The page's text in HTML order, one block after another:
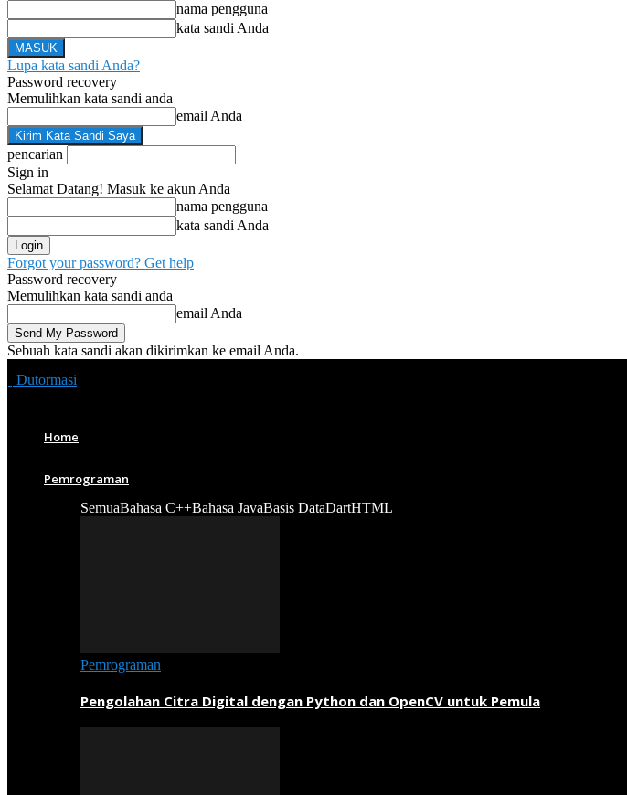
nama pengguna
kata sandi Anda
Lupa kata sandi Anda?
Password recovery
Memulihkan kata sandi anda
email Anda
pencarian
Sign in
Selamat Datang! Masuk ke akun Anda
nama pengguna
kata sandi Anda
Forgot your password? Get help
Password recovery
Memulihkan kata sandi anda
email Anda
Sebuah kata sandi akan dikirimkan ke email Anda.
Dutormasi
Home
Pemrograman
SemuaBahasa C++Bahasa JavaBasis DataDartHTML
Pemrograman
Pengolahan Citra Digital dengan Python dan OpenCV untuk Pemula